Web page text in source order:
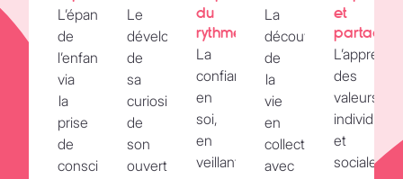
L’épanouissement
de
l’enfant,
via
la
prise
de
conscience
Le
développement
de
sa
curiosité,
de
son
ouverture
du
rythme
La
confiance
en
soi,
en
veillant
La
découverte
de
la
vie
en
collectivité
avec
et
partage
des
valeurs
et
sociales